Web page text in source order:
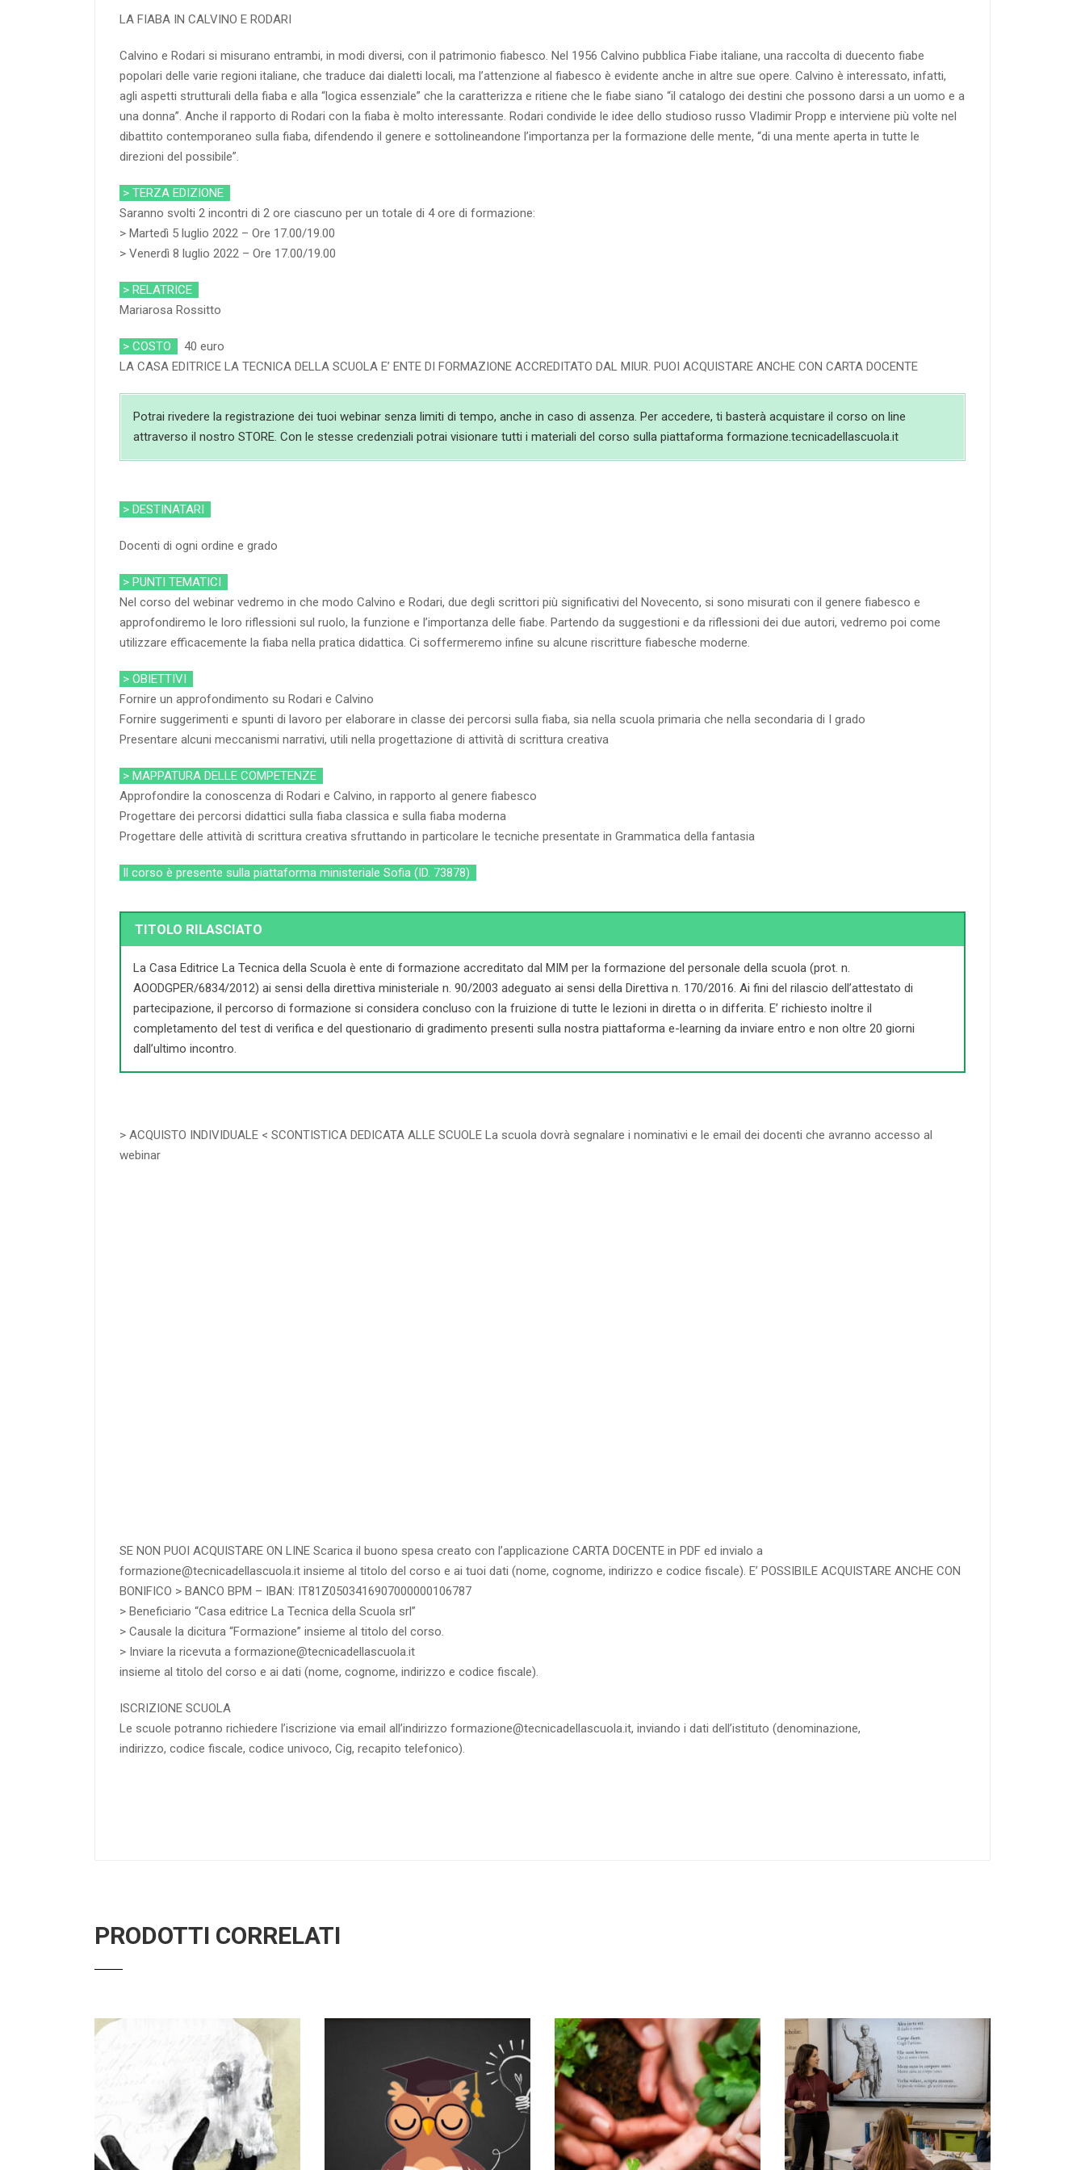
LA FIABA IN CALVINO E RODARI
Calvino e Rodari si misurano entrambi, in modi diversi, con il patrimonio fiabesco. Nel 1956 Calvino pubblica Fiabe italiane, una raccolta di duecento fiabe
popolari delle varie regioni italiane, che traduce dai dialetti locali, ma l’attenzione al fiabesco è evidente anche in altre sue opere. Calvino è interessato, infatti,
agli aspetti strutturali della fiaba e alla “logica essenziale” che la caratterizza e ritiene che le fiabe siano “il catalogo dei destini che possono darsi a un uomo e a
una donna”. Anche il rapporto di Rodari con la fiaba è molto interessante. Rodari condivide le idee dello studioso russo Vladimir Propp e interviene più volte nel
dibattito contemporaneo sulla fiaba, difendendo il genere e sottolineandone l’importanza per la formazione delle mente, “di una mente aperta in tutte le
direzioni del possibile”.
> TERZA EDIZIONE
Saranno svolti 2 incontri di 2 ore ciascuno per un totale di 4 ore di formazione:
> Martedì 5 luglio 2022 – Ore 17.00/19.00
> Venerdì 8 luglio 2022 – Ore 17.00/19.00
> RELATRICE
Mariarosa Rossitto
> COSTO
40 euro
LA CASA EDITRICE LA TECNICA DELLA SCUOLA E’ ENTE DI FORMAZIONE ACCREDITATO DAL MIUR. PUOI ACQUISTARE ANCHE CON CARTA DOCENTE
Potrai rivedere la registrazione dei tuoi webinar senza limiti di tempo, anche in caso di assenza. Per accedere, ti basterà acquistare il corso on line
attraverso il nostro STORE. Con le stesse credenziali potrai visionare tutti i materiali del corso sulla piattaforma formazione.tecnicadellascuola.it
> DESTINATARI
Docenti di ogni ordine e grado
> PUNTI TEMATICI
Nel corso del webinar vedremo in che modo Calvino e Rodari, due degli scrittori più significativi del Novecento, si sono misurati con il genere fiabesco e
approfondiremo le loro riflessioni sul ruolo, la funzione e l’importanza delle fiabe. Partendo da suggestioni e da riflessioni dei due autori, vedremo poi come
utilizzare efficacemente la fiaba nella pratica didattica. Ci soffermeremo infine su alcune riscritture fiabesche moderne.
> OBIETTIVI
Fornire un approfondimento su Rodari e Calvino
Fornire suggerimenti e spunti di lavoro per elaborare in classe dei percorsi sulla fiaba, sia nella scuola primaria che nella secondaria di I grado
Presentare alcuni meccanismi narrativi, utili nella progettazione di attività di scrittura creativa
> MAPPATURA DELLE COMPETENZE
Approfondire la conoscenza di Rodari e Calvino, in rapporto al genere fiabesco
Progettare dei percorsi didattici sulla fiaba classica e sulla fiaba moderna
Progettare delle attività di scrittura creativa sfruttando in particolare le tecniche presentate in Grammatica della fantasia
Il corso è presente sulla piattaforma ministeriale Sofia (ID. 73878)
TITOLO RILASCIATO
La Casa Editrice La Tecnica della Scuola è ente di formazione accreditato dal MIM per la formazione del personale della scuola (prot. n.
AOODGPER/6834/2012) ai sensi della direttiva ministeriale n. 90/2003 adeguato ai sensi della Direttiva n. 170/2016. Ai fini del rilascio dell’attestato di
partecipazione, il percorso di formazione si considera concluso con la fruizione di tutte le lezioni in diretta o in differita. E’ richiesto inoltre il
completamento del test di verifica e del questionario di gradimento presenti sulla nostra piattaforma e-learning da inviare entro e non oltre 20 giorni
dall’ultimo incontro.
> ACQUISTO INDIVIDUALE < SCONTISTICA DEDICATA ALLE SCUOLE La scuola dovrà segnalare i nominativi e le email dei docenti che avranno accesso al
webinar
SE NON PUOI ACQUISTARE ON LINE Scarica il buono spesa creato con l’applicazione CARTA DOCENTE in PDF ed invialo a
formazione@tecnicadellascuola.it insieme al titolo del corso e ai tuoi dati (nome, cognome, indirizzo e codice fiscale). E’ POSSIBILE ACQUISTARE ANCHE CON
BONIFICO > BANCO BPM – IBAN: IT81Z0503416907000000106787
> Beneficiario “Casa editrice La Tecnica della Scuola srl”
> Causale la dicitura “Formazione” insieme al titolo del corso.
> Inviare la ricevuta a formazione@tecnicadellascuola.it
insieme al titolo del corso e ai dati (nome, cognome, indirizzo e codice fiscale).
ISCRIZIONE SCUOLA
Le scuole potranno richiedere l’iscrizione via email all’indirizzo formazione@tecnicadellascuola.it, inviando i dati dell’istituto (denominazione,
indirizzo, codice fiscale, codice univoco, Cig, recapito telefonico).
PRODOTTI CORRELATI